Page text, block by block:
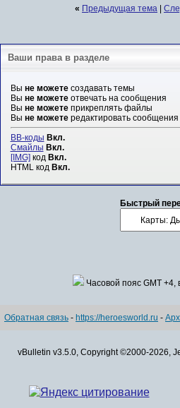
« Предыдущая тема |
Ваши права в разделе
Вы не можетесоздавать темы
Вы не можетеотвечать на сообщения
Вы не можетеприкреплять файлы
Вы не можетередактировать сообщения
BB-коды Вкл.
Смайлы Вкл.
[IMG] код Вкл.
HTML код Вкл.
Быстрый
Часовой пояс GMT +4,
Обратная связь - https://heroesworld.ru -
vBulletin v3.5.0, Copyright ©2000-2026,